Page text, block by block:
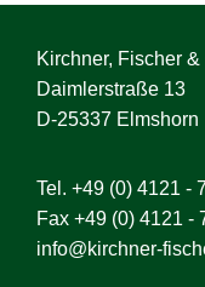
Kirchner, Fischer &
Daimlerstraße 13
D-25337 Elmshorn
Tel. +49 (0) 4121 -
Fax +49 (0) 4121 -
info@kirchner-